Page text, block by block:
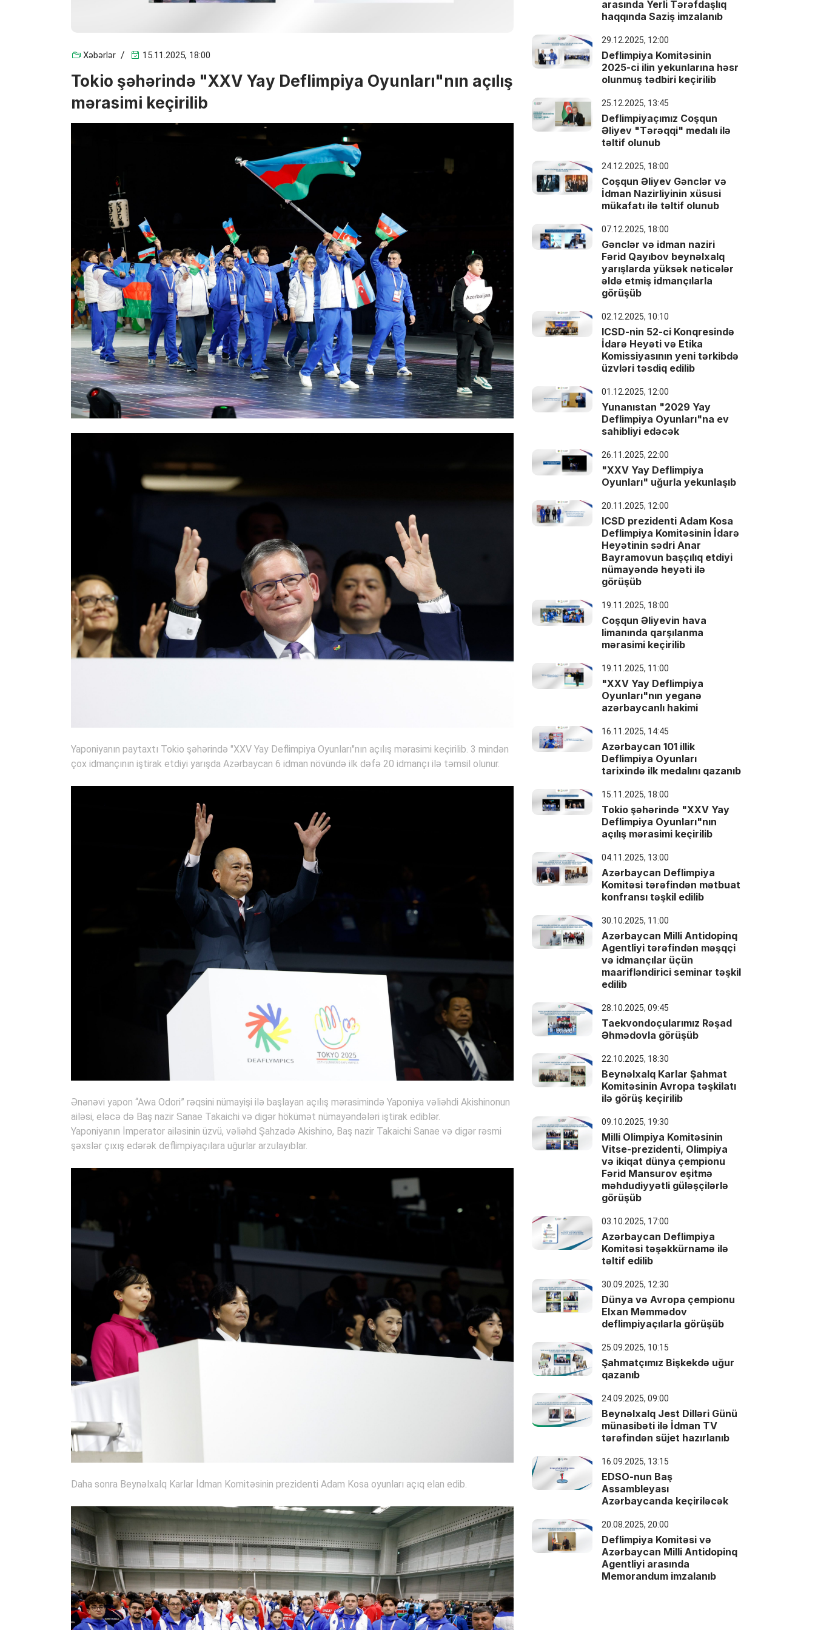
Xəbərlər 15.11.2025, 18:00
Tokio şəhərində "XXV Yay Deflimpiya Oyunları"nın açılış
mərasimi keçirilib
Yaponiyanın paytaxtı Tokio şəhərində "XXV Yay Deflimpiya Oyunları"nın açılış mərasimi keçirilib. 3 mindən
çox idmançının iştirak etdiyi yarışda Azərbaycan 6 idman növündə ilk dəfə 20 idmançı ilə təmsil olunur.
Ənənəvi yapon “Awa Odori” rəqsini nümayişi ilə başlayan açılış mərasimində Yaponiya vəliəhdi Akishinonun
ailəsi, eləcə də Baş nazir Sanae Takaichi və digər hökümət nümayəndələri iştirak ediblər.
Yaponiyanın İmperator ailəsinin üzvü, vəliəhd Şahzadə Akishino, Baş nazir Takaichi Sanae və digər rəsmi
şəxslər çıxış edərək deflimpiyaçılara uğurlar arzulayıblar.
Daha sonra Beynəlxalq Karlar İdman Komitəsinin prezidenti Adam Kosa oyunları açıq elan edib.
arasında Yerli Tərəfdaşlıq
haqqında Saziş imzalanıb
29.12.2025, 12:00
Deflimpiya Komitəsinin
2025-ci ilin yekunlarına həsr
olunmuş tədbiri keçirilib
25.12.2025, 13:45
Deflimpiyaçımız Coşqun
Əliyev "Tərəqqi" medalı ilə
təltif olunub
24.12.2025, 18:00
Coşqun Əliyev Gənclər və
İdman Nazirliyinin xüsusi
mükafatı ilə təltif olunub
07.12.2025, 18:00
Gənclər və idman naziri
Fərid Qayıbov beynəlxalq
yarışlarda yüksək nəticələr
əldə etmiş idmançılarla
görüşüb
02.12.2025, 10:10
ICSD-nin 52-ci Konqresində
İdarə Heyəti və Etika
Komissiyasının yeni tərkibdə
üzvləri təsdiq edilib
01.12.2025, 12:00
Yunanıstan "2029 Yay
Deflimpiya Oyunları"na ev
sahibliyi edəcək
26.11.2025, 22:00
"XXV Yay Deflimpiya
Oyunları" uğurla yekunlaşıb
20.11.2025, 12:00
ICSD prezidenti Adam Kosa
Deflimpiya Komitəsinin İdarə
Heyətinin sədri Anar
Bayramovun başçılıq etdiyi
nümayəndə heyəti ilə
görüşüb
19.11.2025, 18:00
Coşqun Əliyevin hava
limanında qarşılanma
mərasimi keçirilib
19.11.2025, 11:00
"XXV Yay Deflimpiya
Oyunları"nın yeganə
azərbaycanlı hakimi
16.11.2025, 14:45
Azərbaycan 101 illik
Deflimpiya Oyunları
tarixində ilk medalını qazanıb
15.11.2025, 18:00
Tokio şəhərində "XXV Yay
Deflimpiya Oyunları"nın
açılış mərasimi keçirilib
04.11.2025, 13:00
Azərbaycan Deflimpiya
Komitəsi tərəfindən mətbuat
konfransı təşkil edilib
30.10.2025, 11:00
Azərbaycan Milli Antidopinq
Agentliyi tərəfindən məşqçi
və idmançılar üçün
maarifləndirici seminar təşkil
edilib
28.10.2025, 09:45
Taekvondoçularımız Rəşad
Əhmədovla görüşüb
22.10.2025, 18:30
Beynəlxalq Karlar Şahmat
Komitəsinin Avropa təşkilatı
ilə görüş keçirilib
09.10.2025, 19:30
Milli Olimpiya Komitəsinin
Vitse-prezidenti, Olimpiya
və ikiqat dünya çempionu
Fərid Mansurov eşitmə
məhdudiyyətli güləşçilərlə
görüşüb
03.10.2025, 17:00
Azərbaycan Deflimpiya
Komitəsi təşəkkürnamə ilə
təltif edilib
30.09.2025, 12:30
Dünya və Avropa çempionu
Elxan Məmmədov
deflimpiyaçılarla görüşüb
25.09.2025, 10:15
Şahmatçımız Bişkekdə uğur
qazanıb
24.09.2025, 09:00
Beynəlxalq Jest Dilləri Günü
münasibəti ilə‪ İdman TV
tərəfindən süjet hazırlanıb
16.09.2025, 13:15
EDSO-nun Baş
Assambleyası
Azərbaycanda keçiriləcək
20.08.2025, 20:00
Deflimpiya Komitəsi və
Azərbaycan Milli Antidopinq
Agentliyi arasında
Memorandum imzalanıb